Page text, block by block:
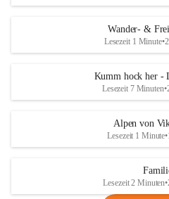
Wander- &
Lesezeit 1 Minute•
Kumm hock her -
Lesezeit 7 Minuten•
Alpen von
Lesezeit 1 Minute•
Lesezeit 2 Minuten•